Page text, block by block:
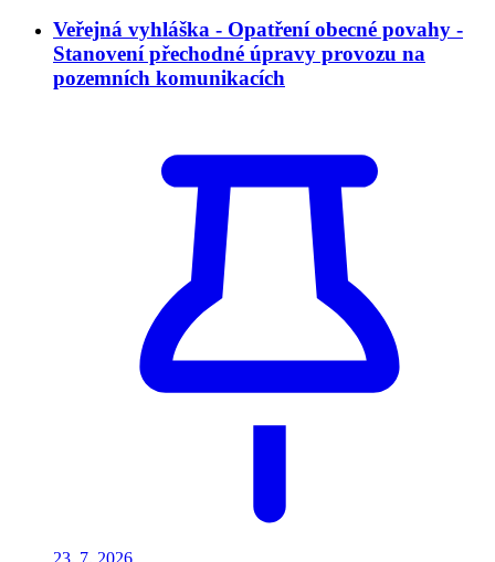
Veřejná vyhláška - Opatření obecné povahy -
Stanovení přechodné úpravy provozu na
pozemních komunikacích
23. 7. 2026